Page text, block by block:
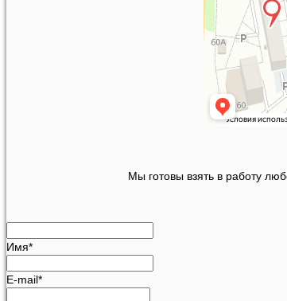
Мы готовы взять в работу
Имя*
E-mail*